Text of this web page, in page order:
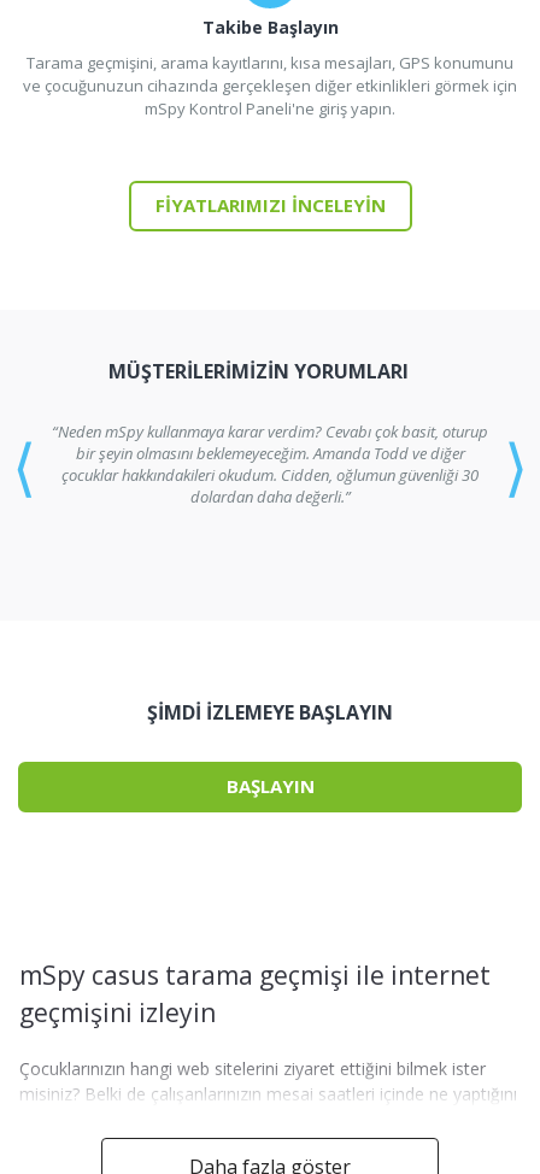
Takibe Başlayın
Tarama geçmişini, arama kayıtlarını, kısa mesajları, GPS konumunu
ve çocuğunuzun cihazında gerçekleşen diğer etkinlikleri görmek için
mSpy Kontrol Paneli'ne giriş yapın.
FIYATLARIMIZI INCELEYIN
MÜŞTERILERIMIZIN YORUMLARI
“Neden mSpy kullanmaya karar verdim? Cevabı çok basit, oturup
bir şeyin olmasını beklemeyeceğim. Amanda Todd ve diğer
çocuklar hakkındakileri okudum. Cidden, oğlumun güvenliği 30
dolardan daha değerli.”
⟨ ⟩
ŞIMDI IZLEMEYE BAŞLAYIN
BAŞLAYIN
mSpy casus tarama geçmişi ile internet
geçmişini izleyin
Çocuklarınızın hangi web sitelerini ziyaret ettiğini bilmek ister
misiniz? Belki de çalışanlarınızın mesai saatleri içinde ne yaptığını
Birçok şirket, tarama geçmişi takip hizmeti sunar, ancak hepsi
Daha fazla göster